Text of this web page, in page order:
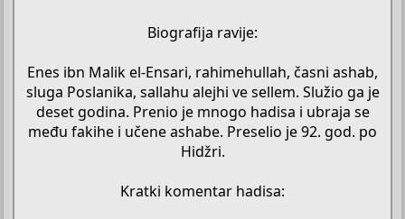
Biografija ravije:
Enes ibn Malik el-Ensari, rahimehullah, časni ashab,
sluga Poslanika, sallahu alejhi ve sellem. Služio ga je
deset godina. Prenio je mnogo hadisa i ubraja se
među fakihe i učene ashabe. Preselio je 92. god. po
Hidžri.
Kratki komentar hadisa: